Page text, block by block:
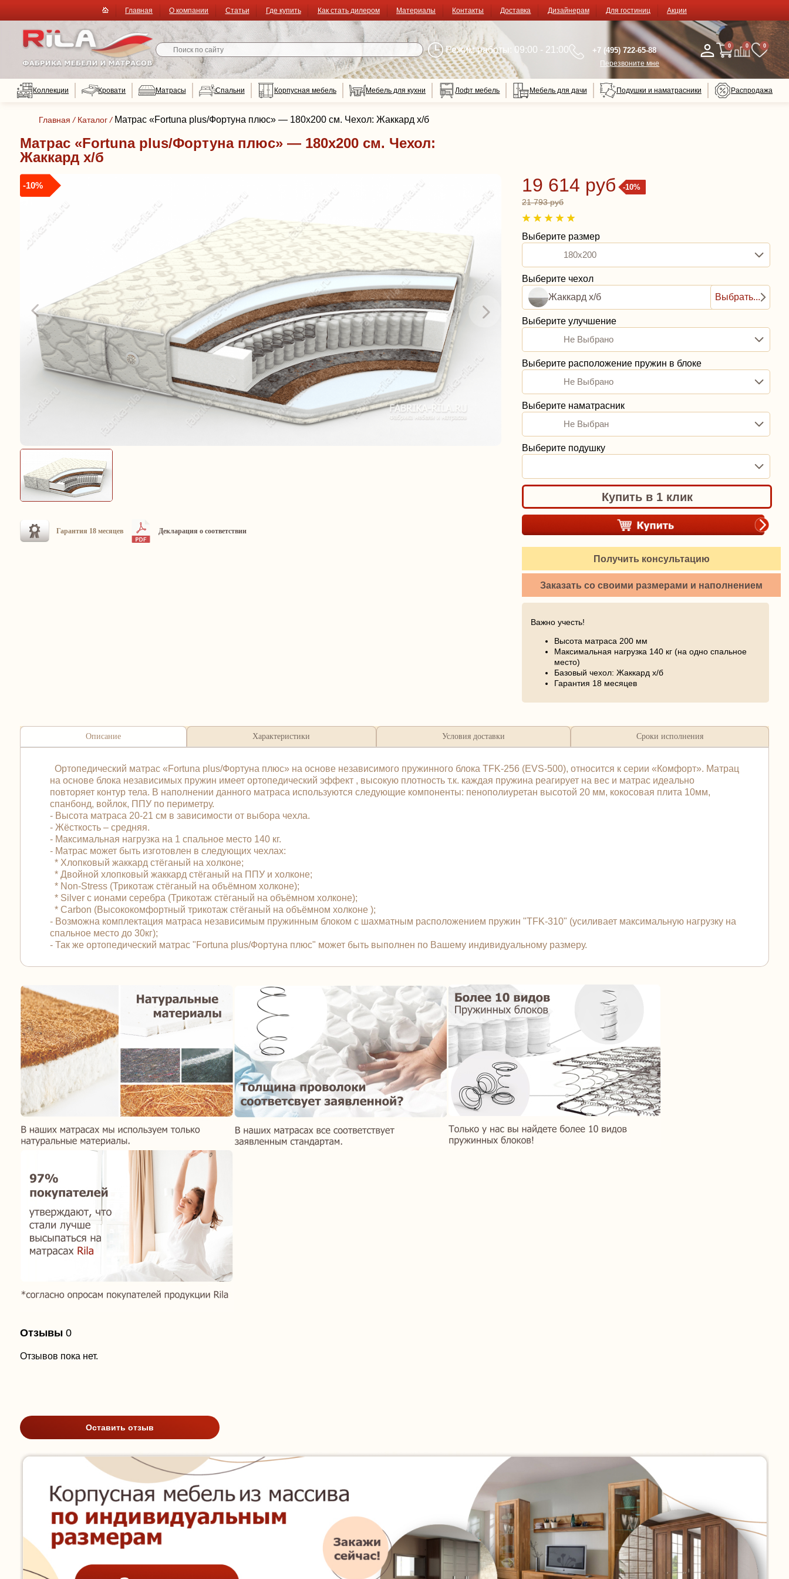
Главная О компании Статьи Где купить Как стать дилером Материалы Контакты Доставка Дизайнерам Для гостиниц Акции
Режим работы: 09:00 - 21:00 +7 (495) 722-65-88
Перезвоните мне
0 0 0
Коллекции Кровати Матрасы Спальни Корпусная мебель Мебель для кухни Лофт мебель Мебель для дачи Подушки и наматрасники Распродажа
Главная / Каталог / Матрас «Fortuna plus/Фортуна плюс» — 180x200 см. Чехол: Жаккард х/б
Матрас «Fortuna plus/Фортуна плюс» — 180x200 см. Чехол:
Жаккард х/б
-10%
Гарантия 18 месяцев Декларация о соответствии
-10%
19 614 руб
21 793 руб
Выберите размер
180x200
Выберите чехол
Жаккард х/б
Выбрать...
Выберите улучшение
Не Выбрано
Выберите расположение пружин в блоке
Не Выбрано
Выберите наматрасник
Не Выбран
Выберите подушку
Купить в 1 клик
Получить консультацию
Заказать со своими размерами и наполнением
Важно учесть!
Высота матраса 200 мм
Максимальная нагрузка 140 кг (на одно спальное
место)
Базовый чехол: Жаккард х/б
Гарантия 18 месяцев
Описание Характеристики Условия доставки Сроки исполнения
Ортопедический матрас «Fortuna plus/Фортуна плюс» на основе независимого пружинного блока TFK-256 (EVS-500), относится к серии «Комфорт». Матрац
на основе блока независимых пружин имеет ортопедический эффект , высокую плотность т.к. каждая пружина реагирует на вес и матрас идеально
повторяет контур тела. В наполнении данного матраса используются следующие компоненты: пенополиуретан высотой 20 мм, кокосовая плита 10мм,
спанбонд, войлок, ППУ по периметру.
- Высота матраса 20-21 см в зависимости от выбора чехла.
- Жёсткость – средняя.
- Максимальная нагрузка на 1 спальное место 140 кг.
- Матрас может быть изготовлен в следующих чехлах:
* Хлопковый жаккард стёганый на холконе;
* Двойной хлопковый жаккард стёганый на ППУ и холконе;
* Non-Stress (Трикотаж стёганый на объёмном холконе);
* Silver с ионами серебра (Трикотаж стёганый на объёмном холконе);
* Carbon (Высококомфортный трикотаж стёганый на объёмном холконе );
- Возможна комплектация матраса независимым пружинным блоком с шахматным расположением пружин "TFK-310" (усиливает максимальную нагрузку на
спальное место до 30кг);
- Так же ортопедический матрас "Fortuna plus/Фортуна плюс" может быть выполнен по Вашему индивидуальному размеру.
Отзывы 0
Отзывов пока нет.
Оставить отзыв